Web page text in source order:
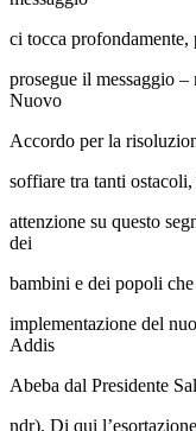
ci tocca profondamente,
prosegue il messaggio
Nuovo
Accordo per la
soffiare tra tanti
attenzione su questo
dei
bambini e dei popoli
implementazione del
Addis
Abeba dal Presidente
ndr). Di qui